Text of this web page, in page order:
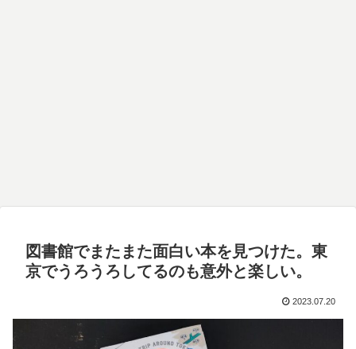
図書館でまたまた面白い本を見つけた。東
京でうろうろしてるのも意外と楽しい。
2023.07.20